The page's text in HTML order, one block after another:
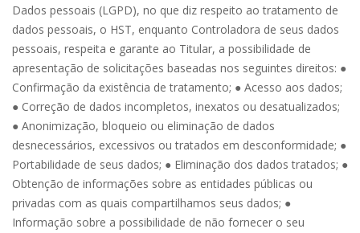
Dados pessoais (LGPD), no que diz respeito ao tratamento de
dados pessoais, o HST, enquanto Controladora de seus dados
pessoais, respeita e garante ao Titular, a possibilidade de
apresentação de solicitações baseadas nos seguintes direitos: ●
Confirmação da existência de tratamento; ● Acesso aos dados;
● Correção de dados incompletos, inexatos ou desatualizados;
● Anonimização, bloqueio ou eliminação de dados
desnecessários, excessivos ou tratados em desconformidade; ●
Portabilidade de seus dados; ● Eliminação dos dados tratados; ●
Obtenção de informações sobre as entidades públicas ou
privadas com as quais compartilhamos seus dados; ●
Informação sobre a possibilidade de não fornecer o seu